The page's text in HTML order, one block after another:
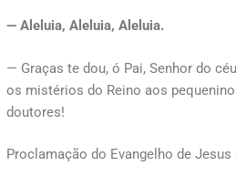
— Aleluia, Aleluia, Aleluia.
— Graças te dou, ó Pai, Senhor do
os mistérios do Reino aos
doutores!
Proclamação do Evangelho de